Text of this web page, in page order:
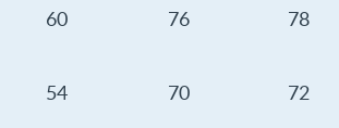
60 76 78
54 70 72